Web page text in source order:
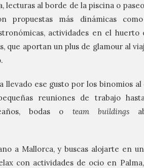
lecturas al borde de la piscina o
propuestas más dinámicas como
actividades en el huerto
que aportan un plus de glamour al
llevado ese gusto por los binomios al
reuniones de trabajo
bodas o team buildings
a Mallorca, y buscas alojarte en
con actividades de ocio en